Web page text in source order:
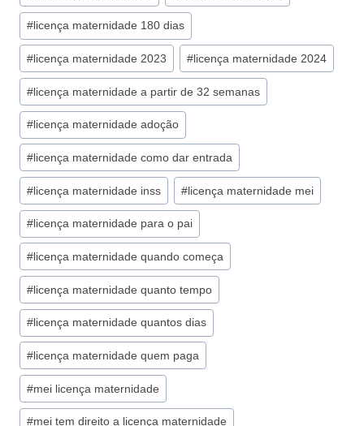
# licença maternidade 180 dias
# licença maternidade 2023 # licença maternidade 2024
#licença maternidade a partir de 32 semanas
# licença maternidade adoção
# licença maternidade como dar entrada
#licença maternidade inss #licença maternidade mei
# licença maternidade para o pai
# licença maternidade quando começa
#licença maternidade quanto tempo
# licença maternidade quantos dias
# licença maternidade quem paga
#mei licença maternidade
#mei tem direito a licença maternidade